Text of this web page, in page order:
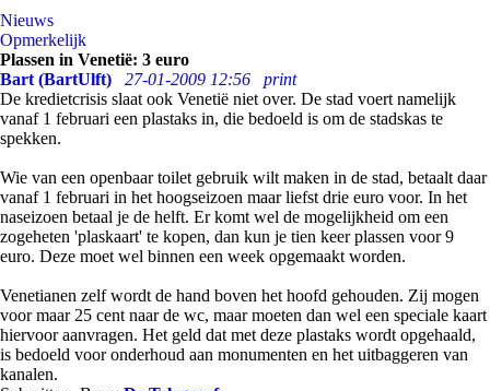
Nieuws
Opmerkelijk
Plassen in Venetië: 3 euro
Bart (BartUlft)
27-01-2009 12:56
print
De kredietcrisis slaat ook Venetië niet over. De stad voert namelijk
vanaf 1 februari een plastaks in, die bedoeld is om de stadskas te
spekken.
Wie van een openbaar toilet gebruik wilt maken in de stad, betaalt daar
vanaf 1 februari in het hoogseizoen maar liefst drie euro voor. In het
naseizoen betaal je de helft. Er komt wel de mogelijkheid om een
zogeheten 'plaskaart' te kopen, dan kun je tien keer plassen voor 9
euro. Deze moet wel binnen een week opgemaakt worden.
Venetianen zelf wordt de hand boven het hoofd gehouden. Zij mogen
voor maar 25 cent naar de wc, maar moeten dan wel een speciale kaart
hiervoor aanvragen. Het geld dat met deze plastaks wordt opgehaald,
is bedoeld voor onderhoud aan monumenten en het uitbaggeren van
kanalen.